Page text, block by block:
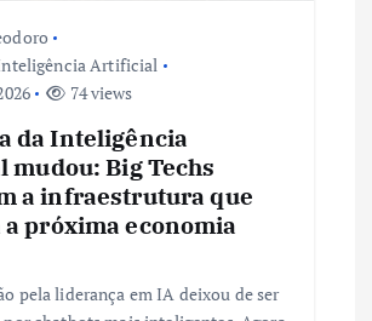
Artificial
74 views
da Inteligência
Big Techs
a infraestrutura que
próxima economia
pela liderança em IA deixou de ser